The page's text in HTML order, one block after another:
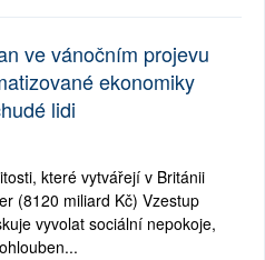
ve vánočním projevu
ekonomiky
lidi
které vytvářejí v Británii
(8120 miliard Kč) Vzestup
vyvolat sociální nepokoje,